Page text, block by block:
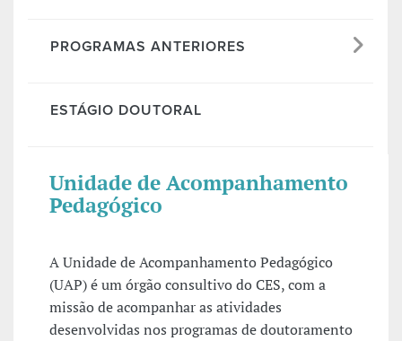
PROGRAMAS ANTERIORES
ESTÁGIO DOUTORAL
Unidade de Acompanhamento
Pedagógico
A Unidade de Acompanhamento Pedagógico
(UAP) é um órgão consultivo do CES, com a
missão de acompanhar as atividades
desenvolvidas nos programas de doutoramento